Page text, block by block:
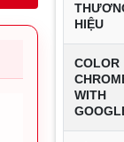
HIỆU
COLOR
WITH